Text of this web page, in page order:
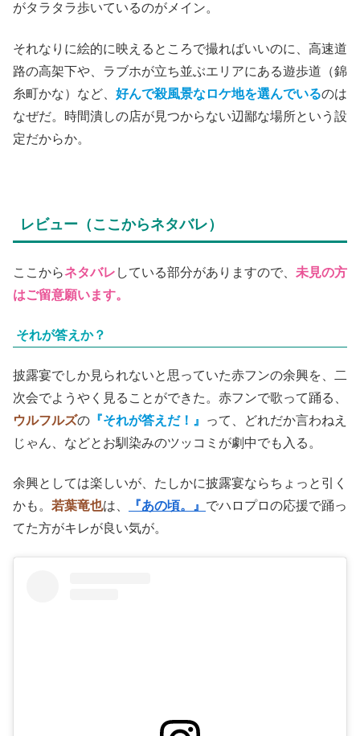
がタラタラ歩いているのがメイン。
それなりに絵的に映えるところで撮ればいいのに、高速道
路の高架下や、ラブホが立ち並ぶエリアにある遊歩道（錦
糸町かな）など、 好んで殺風景なロケ地を選んでいるのは
なぜだ。時間潰しの店が見つからない辺鄙な場所という設
定だからか。
レビュー（ここからネタバレ）
ここからネタバレ している部分がありますので、 未見の方
はご留意願います。
それが答えか？
披露宴でしか見られないと思っていた赤フンの余興を、二
次会でようやく見ることができた。赤フンで歌って踊る、
ウルフルズの 『それが答えだ！』
って、どれだか言わねえ
じゃん、などとお馴染みのツッコミが劇中でも入る。
余興としては楽しいが、たしかに披露宴ならちょっと引く
かも。 若葉竜也は、 『あの頃。』 でハロプロの応援で踊っ
てた方がキレが良い気が。